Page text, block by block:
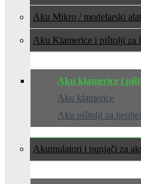
Aku Mikro / modelarski
Aku Klamerice i pištolji za
Aku klamerice i
Aku klamerice
Aku pištolji za
Akumulatori i punjači za